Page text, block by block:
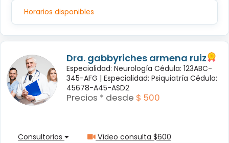
Horarios disponibles
Dra. gabbyriches armena ruiz
Especialidad: Neurología Cédula: 123ABC-
345-AFG | Especialidad: Psiquiatría Cédula:
45678-A45-ASD2
Precios * desde $ 500
Consultorios Vídeo consulta $600